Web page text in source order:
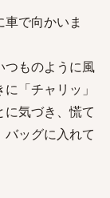
で向かいま
つものように風
「チャリッ」
気づき、慌て
ッグに入れて